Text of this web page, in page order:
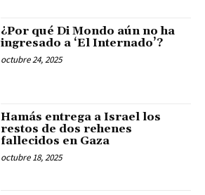
¿Por qué Di Mondo aún no ha
ingresado a ‘El Internado’?
octubre 24, 2025
Hamás entrega a Israel los
restos de dos rehenes
fallecidos en Gaza
octubre 18, 2025